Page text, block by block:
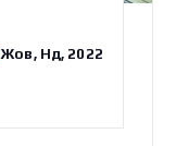
Жов, Нд, 2022